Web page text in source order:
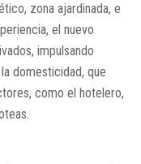
zona ajardinada, e
el nuevo
impulsando
domesticidad, que
como el hotelero,